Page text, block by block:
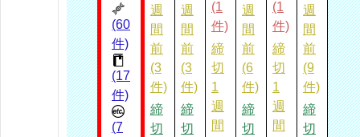
(60
件)
(17
件)
(7
週
間
前
(3
件)
締
切
週
間
前
(3
件)
締
切
(1
件)
締
切
1
週
間
週
間
前
(6
件)
締
切
(1
件)
締
切
1
週
間
週
間
前
(9
件)
締
切